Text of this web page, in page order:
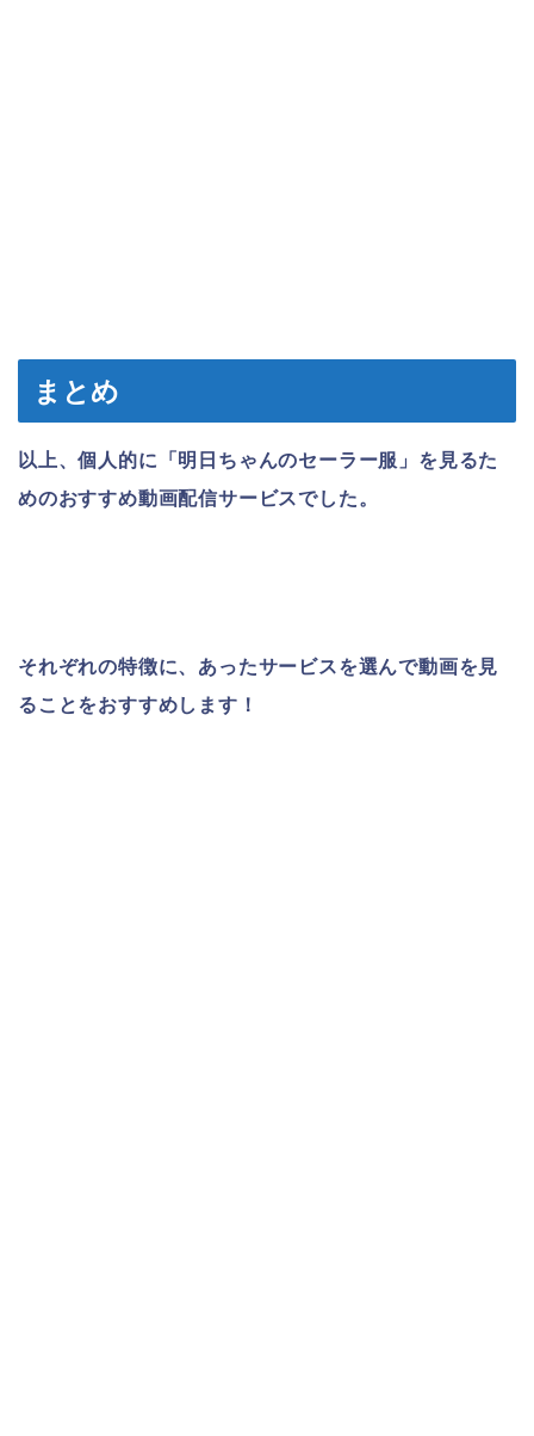
まとめ
以上、個人的に「明日ちゃんのセーラー服」を見るた
めのおすすめ動画配信サービスでした。
それぞれの特徴に、あったサービスを選んで動画を見
ることをおすすめします！